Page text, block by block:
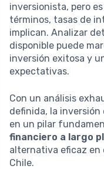
inversionista, pero
términos, tasas de
implican. Analizar
disponible puede
inversión exitosa y
expectativas.
Con un análisis
definida, la
en un pilar
financiero a largo
alternativa eficaz
Chile.